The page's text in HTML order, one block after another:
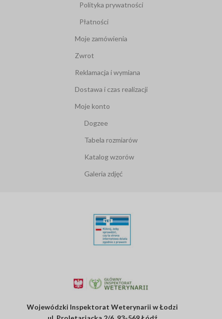
Polityka prywatności
Płatności
Moje zamówienia
Zwrot
Reklamacja i wymiana
Dostawa i czas realizacji
Moje konto
Dogzee
Tabela rozmiarów
Katalog wzorów
Galeria zdjęć
Wojewódzki Inspektorat Weterynarii w Łodzi